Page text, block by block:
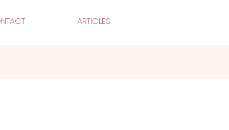
ARTICLES